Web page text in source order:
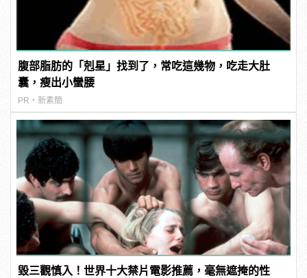
腹部脂肪的「剋星」找到了，常吃這幾物，吃走大肚
囊，瘦出小蠻腰
PR・新素簡
毀三觀慎入！世界十大禁片電影推薦，毫無遮掩的性